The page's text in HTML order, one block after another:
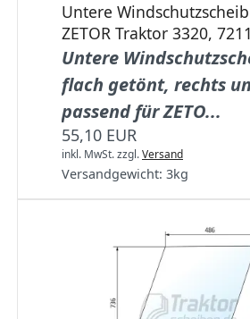
Untere
ZETOR Traktor 3320, 7211
Untere
flach getönt, rechts
passend für ZETO...
55,10 EUR
inkl. MwSt.zzgl.Versand
Versandgewicht: 3kg